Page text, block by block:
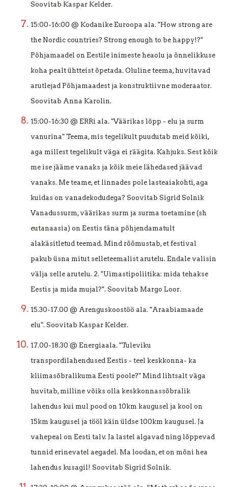
Soovitab Kaspar Kelder.
15:00-16:00 @ Kodanike Euroopa ala. "How strong are
the Nordic countries? Strong enough to be happy!?"
Põhjamaadel on Eestile inimeste heaolu ja õnnelikkuse
koha pealt ühtteist õpetada. Oluline teema, huvitavad
arutlejad Põhjamaadest ja konstruktiivne moderaator.
Soovitab Anna Karolin.
15:00-16:30 @ ERRi ala. "Väärikas lõpp - elu ja surm
vanurina" Teema, mis tegelikult puudutab meid kõiki,
aga millest tegelikult väga ei räägita. Kahjuks. Sest kõik
me ise jääme vanaks ja kõik meie lähedased jäävad
vanaks. Me teame, et linnades pole lasteaiakohti, aga
kuidas on vanadekodudega? Soovitab Sigrid Solnik
Vanadussurm, väärikas surm ja surma toetamine (sh
eutanaasia) on Eestis täna põhjendamatult
alakäsitletud teemad. Mind rõõmustab, et festival
pakub üsna mitut selleteemalist arutelu. Endale valisin
välja selle arutelu. 2. "Uimastipoliitika: mida tehakse
Eestis ja mida mujal?". Soovitab Margo Loor.
15.30-17.00 @ Arenguskoostöö ala. "Araabiamaade
elu". Soovitab Kaspar Kelder.
17.00-18.30 @ Energiaala. "Tuleviku
transpordilahendused Eestis - teel keskkonna- ka
kliimasõbralikuma Eesti poole?" Mind lihtsalt väga
huvitab, milline võiks olla keskkonnassõbralik
lahendus kui mul pood on 10km kaugusel ja kool on
15km kaugusel ja tööl käin üldse 100km kaugusel. Ja
vahepeal on Eesti talv. Ja lastel algavad ning lõppevad
tunnid erinevatel aegadel. Ma loodan, et on mõni hea
lahendus kusagil! Soovitab Sigrid Solnik.